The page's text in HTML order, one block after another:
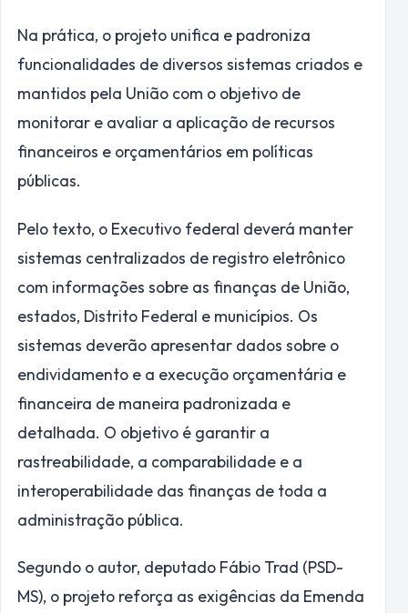
Na prática, o projeto unifica e padroniza
funcionalidades de diversos sistemas criados e
mantidos pela União com o objetivo de
monitorar e avaliar a aplicação de recursos
financeiros e orçamentários em políticas
públicas.
Pelo texto, o Executivo federal deverá manter
sistemas centralizados de registro eletrônico
com informações sobre as finanças de União,
estados, Distrito Federal e municípios. Os
sistemas deverão apresentar dados sobre o
endividamento e a execução orçamentária e
financeira de maneira padronizada e
detalhada. O objetivo é garantir a
rastreabilidade, a comparabilidade e a
interoperabilidade das finanças de toda a
administração pública.
Segundo o autor, deputado Fábio Trad (PSD-
MS), o projeto reforça as exigências da Emenda